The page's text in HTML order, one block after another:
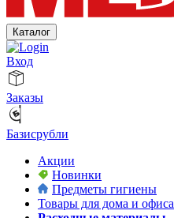
Каталог
Вход
Заказы
Базисрубли
Акции
Новинки
Предметы гигиены
Товары для дома и офиса